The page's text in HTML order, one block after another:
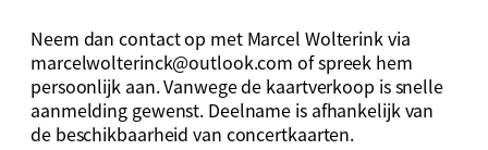
Neem dan contact op met Marcel Wolterink via
marcelwolterinck@outlook.com of spreek hem
persoonlijk aan. Vanwege de kaartverkoop is snelle
aanmelding gewenst. Deelname is afhankelijk van
de beschikbaarheid van concertkaarten.